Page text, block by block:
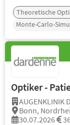
Theoretische
Monte-Carlo-
Optiker -
AUGENKLINIK
Bonn,
30.07.2026